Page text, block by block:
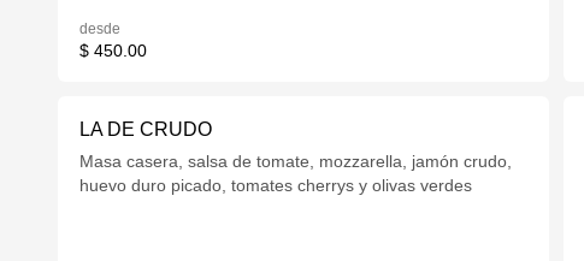
desde
$ 450.00
LA DE CRUDO
Masa casera, salsa de tomate, mozzarella, jamón crudo,
huevo duro picado, tomates cherrys y olivas verdes